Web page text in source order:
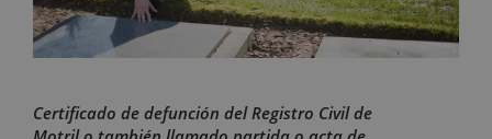
Certificado de defunción del Registro Civil de